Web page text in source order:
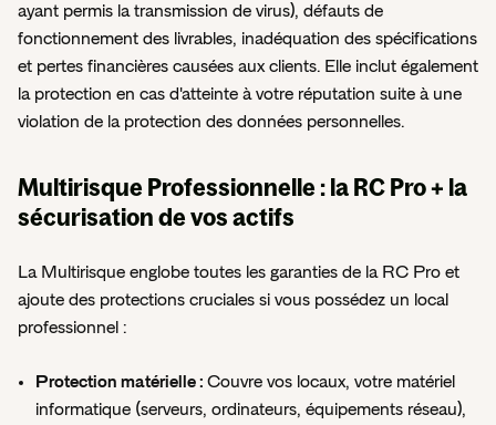
ayant permis la transmission de virus), défauts de
fonctionnement des livrables, inadéquation des spécifications
et pertes financières causées aux clients. Elle inclut également
la protection en cas d'atteinte à votre réputation suite à une
violation de la protection des données personnelles.
Multirisque Professionnelle : la RC Pro + la
sécurisation de vos actifs
La Multirisque englobe toutes les garanties de la RC Pro et
ajoute des protections cruciales si vous possédez un local
professionnel :
Protection matérielle : Couvre vos locaux, votre matériel
informatique (serveurs, ordinateurs, équipements réseau),